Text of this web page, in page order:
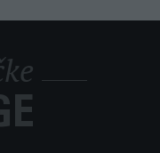
Šta treba
a mi ćemo vam
za aparat?
što vam je potrebno za